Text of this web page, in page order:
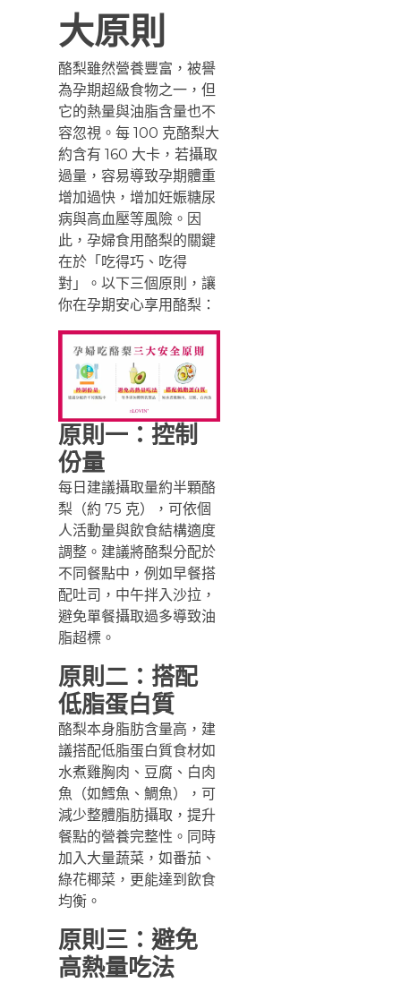
大原則
酪梨雖然營養豐富，被譽
為孕期超級食物之一，但
它的熱量與油脂含量也不
容忽視。每 100 克酪梨大
約含有 160 大卡，若攝取
過量，容易導致孕期體重
增加過快，增加妊娠糖尿
病與高血壓等風險。因
此，孕婦食用酪梨的關鍵
在於「吃得巧、吃得
對」。以下三個原則，讓
你在孕期安心享用酪梨：
原則一：控制
份量
每日建議攝取量約半顆酪
梨（約 75 克），可依個
人活動量與飲食結構適度
調整。建議將酪梨分配於
不同餐點中，例如早餐搭
配吐司，中午拌入沙拉，
避免單餐攝取過多導致油
脂超標。
原則二：搭配
低脂蛋白質
酪梨本身脂肪含量高，建
議搭配低脂蛋白質食材如
水煮雞胸肉、豆腐、白肉
魚（如鱈魚、鯛魚），可
減少整體脂肪攝取，提升
餐點的營養完整性。同時
加入大量蔬菜，如番茄、
綠花椰菜，更能達到飲食
均衡。
原則三：避免
高熱量吃法